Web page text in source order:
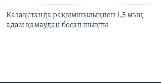
Қазақстанда рақымшылықпен 1,5 мың
адам қамаудан босап шықты